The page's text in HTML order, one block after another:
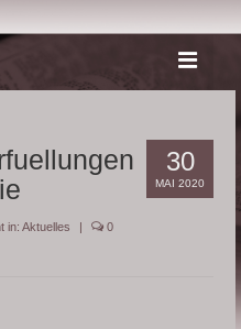
30
MAI 2020
in: Aktuelles | 0